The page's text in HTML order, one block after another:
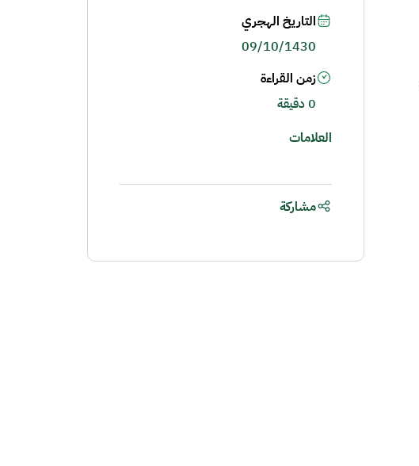
التاريخ الهجري
09/10/1430
زمن القراءة
0 دقيقة
العلامات
مشاركة